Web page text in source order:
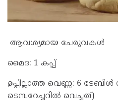
ആവശ്യമായ ചേരുവകൾ
മൈദ: 1 കപ്പ്
ഉപ്പില്ലാത്ത വെണ്ണ: 6
ടെമ്പറേച്ചറിൽ വെച്ചത്)